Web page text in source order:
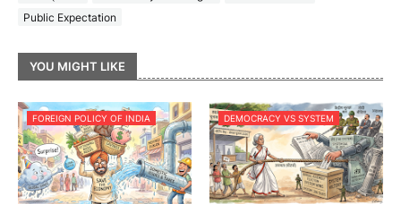
Public Expectation
YOU MIGHT LIKE
FOREIGN POLICY OF INDIA DEMOCRACY VS SYSTEM